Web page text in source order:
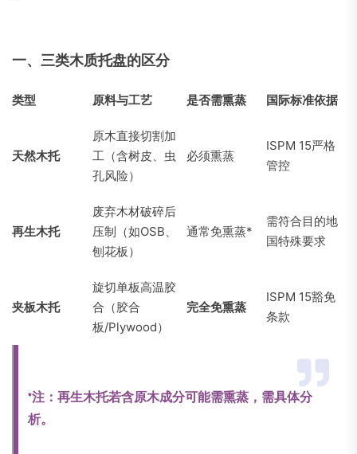
一、三类木质托盘的区分
类型 原料与工艺 是否需熏蒸 国际标准依据
天然木托
原木直接切割加
工（含树皮、虫
孔风险）
必须熏蒸
ISPM 15严格
管控
再生木托
废弃木材破碎后
压制（如OSB、
刨花板）
通常免熏蒸*
需符合目的地
国特殊要求
夹板木托
旋切单板高温胶
合（胶合
板/Plywood）
完全免熏蒸
ISPM 15豁免
条款
*注：再生木托若含原木成分可能需熏蒸，需具体分
析。